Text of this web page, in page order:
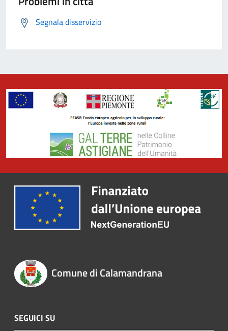
Segnala disservizio
Comune di Calamandrana
SEGUICI SU